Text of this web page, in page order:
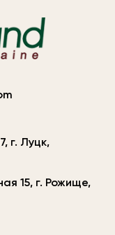
г. Луцк,
15, г. Рожище,